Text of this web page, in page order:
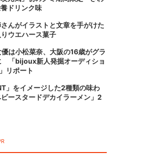
ドリンク味
んがイラストと文章を手がけた
ウエハース菓子
は小松菜奈、大阪の16歳がグラ
「bijoux新人発掘オーディショ
リポート
」をイメージした2種類の味わ
ースタードデカイラーメン」2